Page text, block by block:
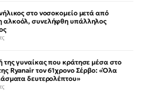
στο νοσοκομείο μετά από
αλκοόλ, συνελήφθη υπάλληλος
της γυναίκας που κράτησε μέσα στο
Ryanair τον 61χρονο Σέρβο: «Όλα
δευτερολέπτου»